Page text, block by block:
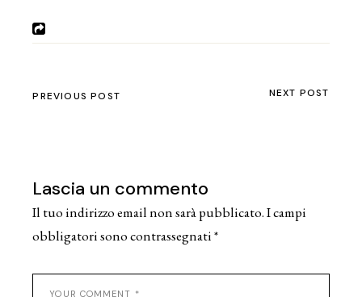
PREVIOUS POST NEXT POST
Lascia un commento
Il tuo indirizzo email non sarà pubblicato.I campi
obbligatori sono contrassegnati*